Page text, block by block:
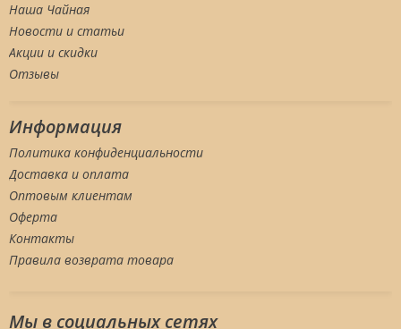
Наша Чайная
Новости и статьи
Акции и скидки
Отзывы
Информация
Политика конфиденциальности
Доставка и оплата
Оптовым клиентам
Оферта
Контакты
Правила возврата товара
Мы в социальных сетяx